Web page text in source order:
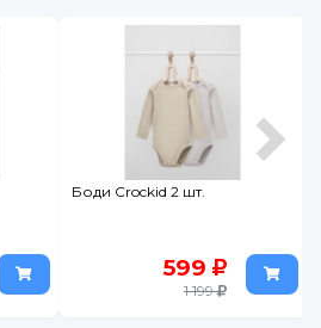
Боди Crockid 2 шт.
599
1 199